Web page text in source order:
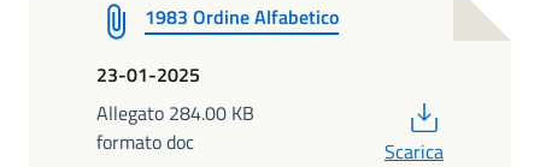
1983 Ordine Alfabetico
23-01-2025
Allegato 284.00 KB
formato doc
Scarica